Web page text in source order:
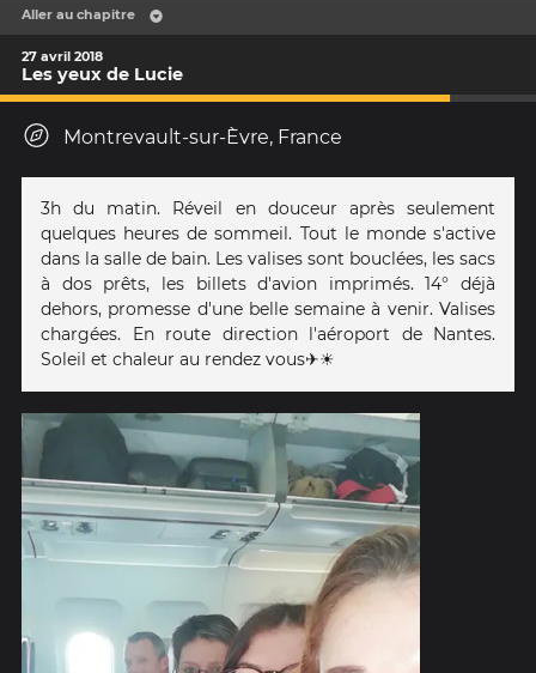
Aller au chapitre
27 avril 2018
Les yeux de Lucie
Montrevault-sur-Èvre, France
3h du matin. Réveil en douceur après seulement
quelques heures de sommeil. Tout le monde s'active
dans la salle de bain. Les valises sont bouclées, les sacs
à dos prêts, les billets d'avion imprimés. 14° déjà
dehors, promesse d'une belle semaine à venir. Valises
chargées. En route direction l'aéroport de Nantes.
Soleil et chaleur au rendez vous✈️☀️